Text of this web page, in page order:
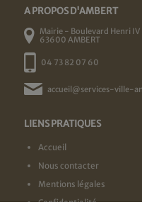
A PROPOS D'AMBERT
Mairie - Boulevard Henri IV
63600 AMBERT
04 73 82 07 60
accueil@services-ville-
LIENS PRATIQUES
Accueil
Nous contacter
Mentions légales
Confidentialité